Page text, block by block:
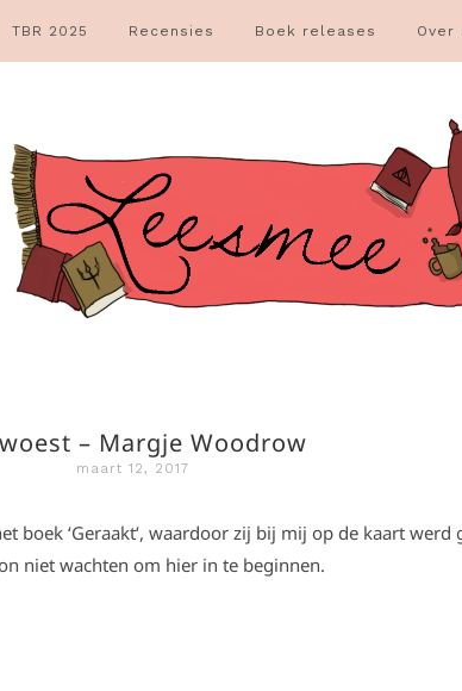
TBR 2025 Recensies Boek releases Over
– Margje Woodrow
maart 12, 2017
boek ‘Geraakt‘, waardoor zij bij mij op de kaart werd
niet wachten om hier in te beginnen.